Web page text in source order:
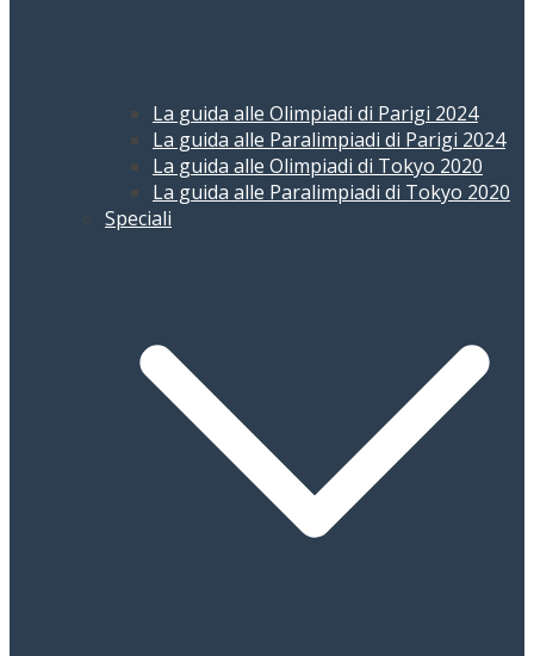
La guida alle Olimpiadi di Parigi 2024
La guida alle Paralimpiadi di Parigi 2024
La guida alle Olimpiadi di Tokyo 2020
La guida alle Paralimpiadi di Tokyo 2020
Speciali